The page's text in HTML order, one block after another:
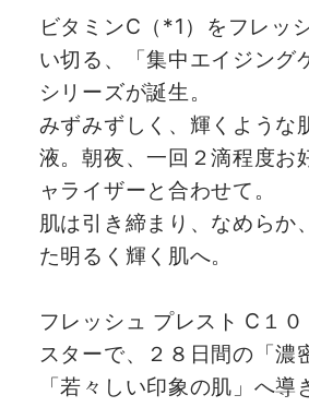
ビタミンC（*1）をフレッ
い切る、「集中エイジング
シリーズが誕生。
みずみずしく、輝くような
液。朝夜、一回２滴程度お
ャライザーと合わせて。
肌は引き締まり、なめらか
た明るく輝く肌へ。
フレッシュ プレスト C１
スターで、２８日間の「濃
「若々しい印象の肌」へ導